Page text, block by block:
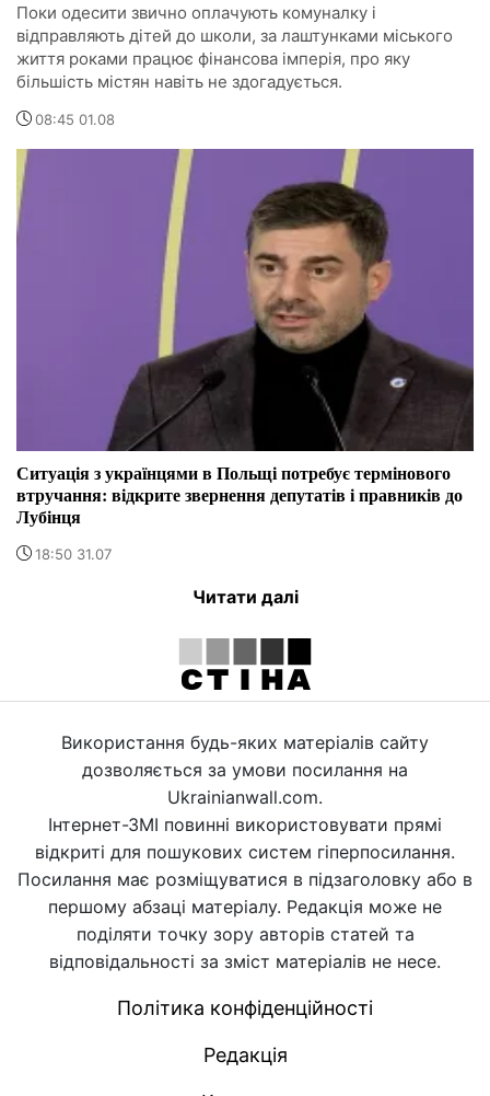
Поки одесити звично оплачують комуналку і
відправляють дітей до школи, за лаштунками міського
життя роками працює фінансова імперія, про яку
більшість містян навіть не здогадується.
08:45 01.08
Ситуація з українцями в Польщі потребує термінового
втручання: відкрите звернення депутатів і правників до
Лубінця
18:50 31.07
Читати далі
Використання будь-яких матеріалів сайту
дозволяється за умови посилання на
Ukrainianwall.com.
Інтернет-ЗМІ повинні використовувати прямі
відкриті для пошукових систем гіперпосилання.
Посилання має розміщуватися в підзаголовку або в
першому абзаці матеріалу. Редакція може не
поділяти точку зору авторів статей та
відповідальності за зміст матеріалів не несе.
Політика конфіденційності
Редакція